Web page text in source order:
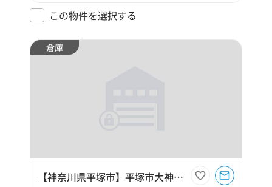
この物件を選択する
倉庫
【神奈川県平塚市】平塚市大神6丁目370坪倉庫